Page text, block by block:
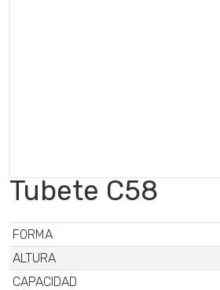
Tubete C58
FORMA
ALTURA
CAPACIDAD